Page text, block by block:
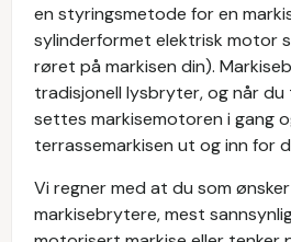
en styringsmetode for en
sylinderformet elektrisk motor
røret på markisen din).
tradisjonell lysbryter, og når du
settes markisemotoren i gang
terrassemarkisen ut og inn for
Vi regner med at du som
markisebrytere, mest